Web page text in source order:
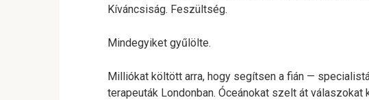
Kíváncsiság. Feszültség.
Mindegyiket gyűlölte.
Milliókat költött arra, hogy segítsen a fián —
terapeuták Londonban. Óceánokat szelt át